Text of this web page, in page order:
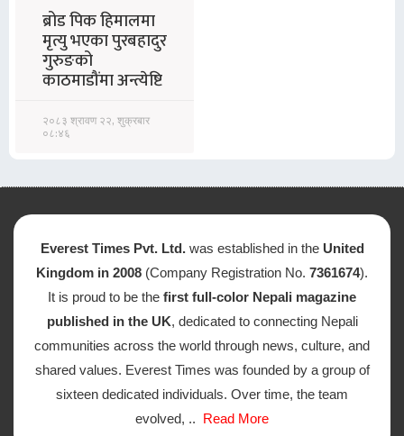
ब्रोड पिक हिमालमा
मृत्यु भएका पुरबहादुर
गुरुङको
काठमाडौंमा अन्त्येष्टि
२०८३ श्रावण २२, शुक्रबार
०८:४६
Everest Times Pvt. Ltd. was established in the United
Kingdom in 2008 (Company Registration No. 7361674).
It is proud to be the first full-color Nepali magazine
published in the UK, dedicated to connecting Nepali
communities across the world through news, culture, and
shared values. Everest Times was founded by a group of
sixteen dedicated individuals. Over time, the team
evolved, .. Read More